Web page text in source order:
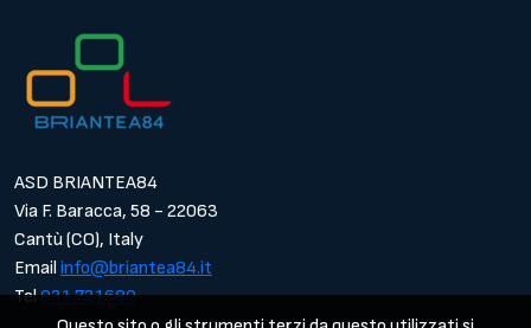
ASD BRIANTEA84
Via F. Baracca, 58 - 22063
Cantù (CO), Italy
Email info@briantea84.it
Tel031.731680